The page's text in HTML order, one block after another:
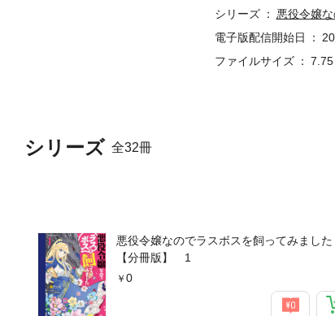
シリーズ 全32冊
悪役令嬢なのでラスボスを飼ってみました
【分冊版】 1
0
シリーズ
悪役令嬢
電子版配信開始日
ファイルサイズ